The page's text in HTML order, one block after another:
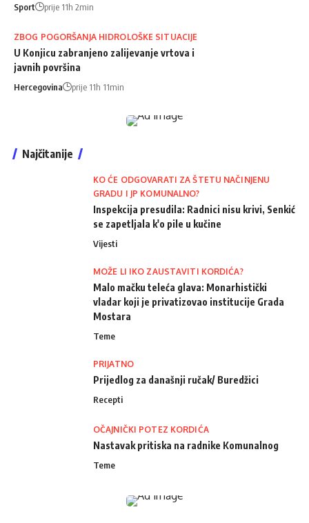
Sport prije 11h 2min
ZBOG POGORŠANJA HIDROLOŠKE SITUACIJE
U Konjicu zabranjeno zalijevanje vrtova i
javnih površina
Hercegovina prije 11h 11min
Najčitanije
KO ĆE ODGOVARATI ZA ŠTETU NAČINJENU
GRADU I JP KOMUNALNO?
Inspekcija presudila: Radnici nisu krivi, Senkić
se zapetljala k'o pile u kučine
Vijesti
MOŽE LI IKO ZAUSTAVITI KORDIĆA?
Malo mačku teleća glava: Monarhistički
vladar koji je privatizovao institucije Grada
Mostara
Teme
PRIJATNO
Prijedlog za današnji ručak/ Buredžici
Recepti
OČAJNIČKI POTEZ KORDIĆA
Nastavak pritiska na radnike Komunalnog
Teme